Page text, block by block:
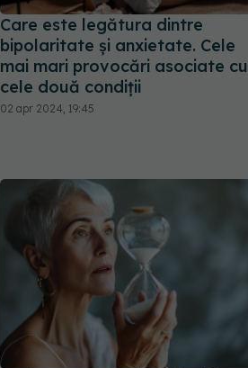
Care este legătura dintre
bipolaritate și anxietate. Cele
mai mari provocări asociate cu
cele două condiții
02 apr 2024, 19:45